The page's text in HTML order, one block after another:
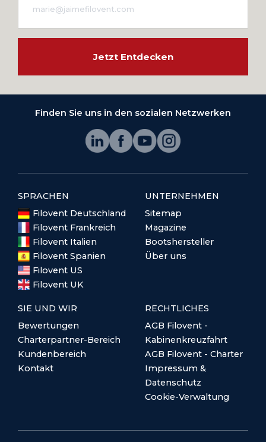
Jetzt Entdecken
Finden Sie uns in den sozialen Netzwerken
SPRACHEN
Filovent Deutschland
Filovent Frankreich
Filovent Italien
Filovent Spanien
Filovent US
Filovent UK
UNTERNEHMEN
Sitemap
Magazine
Bootshersteller
Über uns
SIE UND WIR
Bewertungen
Charterpartner-Bereich
Kundenbereich
Kontakt
RECHTLICHES
AGB Filovent -
Kabinenkreuzfahrt
AGB Filovent - Charter
Impressum &
Datenschutz
Cookie-Verwaltung